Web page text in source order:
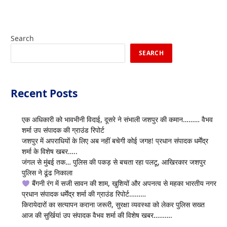
Search
SEARCH
Recent Posts
एक अधिकारी को भावभीनी विदाई, दूसरे ने संभाली जशपुर की कमान……… वैभव
शर्मा उप संपादक की ग्राउंड रिपोर्ट
जशपुर में अपराधियों के लिए अब नहीं बचेगी कोई जगह! प्रधान संपादक धर्मेंद्र
शर्मा के विशेष खबर…..
जंगल से मुंबई तक… पुलिस की पकड़ से बचता रहा पलटू, आखिरकार जशपुर
पुलिस ने ढूंढ निकाला
बैंगनी रंग में सजी सावन की शाम, खुशियों और अपनत्व से महका भारतीय नगर
प्रधान संपादक धर्मेंद्र शर्मा की ग्राउंड रिपोर्ट………
किरायेदारों का सत्यापन कराना जरूरी, सुरक्षा व्यवस्था को लेकर पुलिस सख्त
आज की सुर्खियां उप संपादक वैभव शर्मा की विशेष खबर……….